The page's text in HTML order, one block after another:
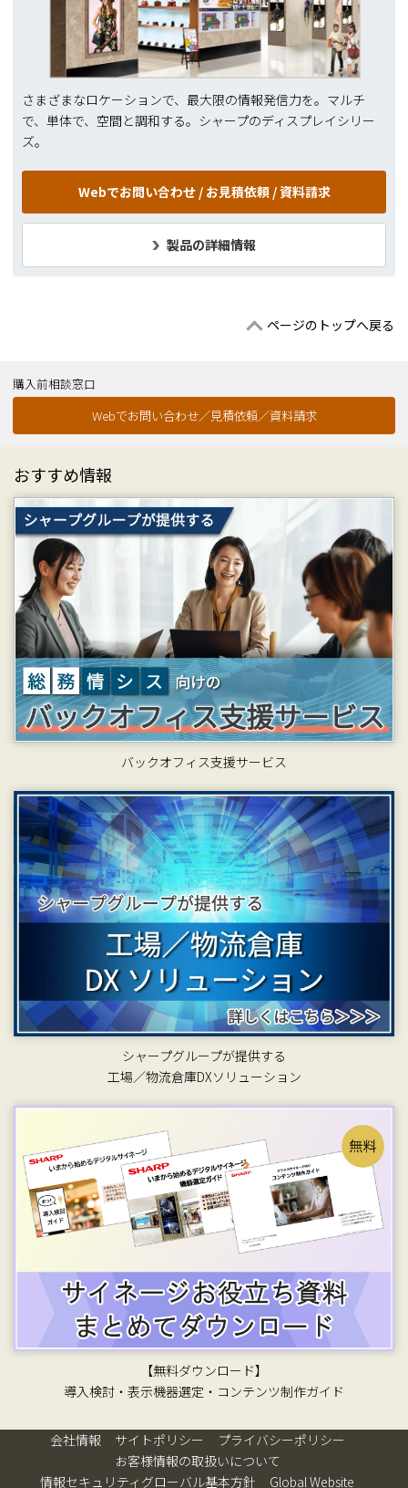
さまざまなロケーションで、最大限の情報発信力を。マルチ
で、単体で、空間と調和する。シャープのディスプレイシリー
ズ。
Webでお問い合わせ / お見積依頼 / 資料請求
製品の詳細情報
ページのトップへ戻る
購入前相談窓口
Webでお問い合わせ／見積依頼／資料請求
おすすめ情報
バックオフィス支援サービス
シャープグループが提供する
工場／物流倉庫DXソリューション
【無料ダウンロード】
導入検討・表示機器選定・コンテンツ制作ガイド
会社情報 サイトポリシー
プライバシーポリシー
お客様情報の取扱いについて
情報セキュリティグローバル基本方針
Global Website